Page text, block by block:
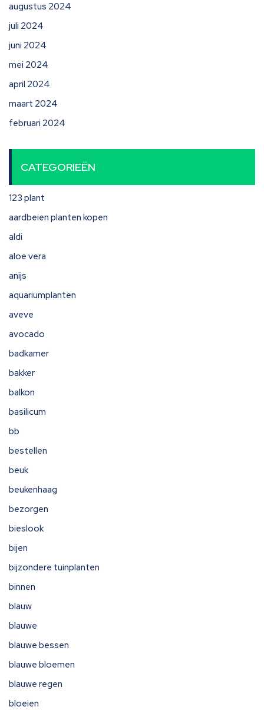
augustus 2024
juli 2024
juni 2024
mei 2024
april 2024
maart 2024
februari 2024
CATEGORIEËN
123 plant
aardbeien planten kopen
aldi
aloe vera
anijs
aquariumplanten
aveve
avocado
badkamer
bakker
balkon
basilicum
bb
bestellen
beuk
beukenhaag
bezorgen
bieslook
bijen
bijzondere tuinplanten
binnen
blauw
blauwe
blauwe bessen
blauwe bloemen
blauwe regen
bloeien